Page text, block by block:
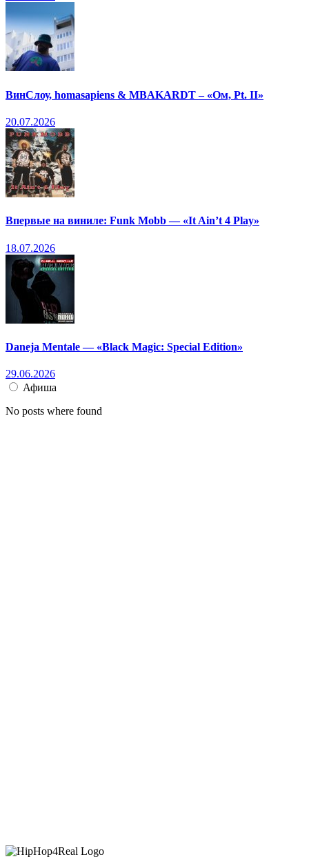
ВинСлоу, homasapiens & MBAKARDT – «Ом, Pt. II»
20.07.2026
Впервые на виниле: Funk Mobb — «It Ain’t 4 Play»
18.07.2026
Daneja Mentale — «Black Magic: Special Edition»
29.06.2026
Афиша
No posts where found